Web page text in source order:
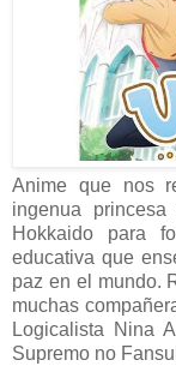
Anime que nos
ingenua
Hokkaido para
educativa que
paz en el mundo.
muchas
Logicalista Nina
Supremo no